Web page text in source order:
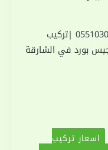
تركيب جبس بورد في الشارقة |0551030094 |تركيب
بورد في الشارقة
اسعار تركيب